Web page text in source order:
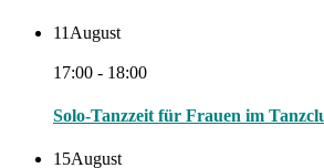
11 August
17:00 - 18:00
Solo-Tanzzeit für Frauen im
15August